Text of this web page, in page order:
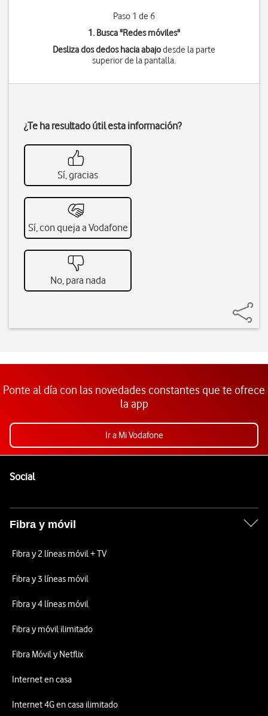
Paso 1 de 6
1. Busca "Redes móviles"
Desliza dos dedos hacia abajodesde la parte
superior de la pantalla.
¿Te ha resultado útil esta información?
Sí, gracias
Sí, con queja a Vodafone
No, para nada
Ponte al día con las novedades constantes que te ofrece
la app
Ir a Mi Vodafone
SocialEnlaces a las redes sociales de Vodafone
Fibra y móvil
Fibra y 2 líneas móvil + TV
Fibra y 3 líneas móvil
Fibra y 4 líneas móvil
Fibra y móvil ilimitado
Fibra Móvil y Netflix
Internet en casa
Internet 4G en casa ilimitado